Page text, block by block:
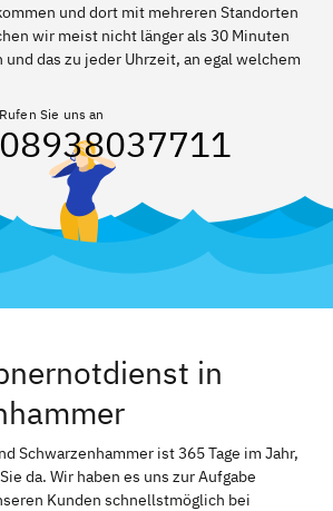
und dort mit mehreren Standorten
wir meist nicht länger als 30 Minuten
das zu jeder Uhrzeit, an egal welchem
Rufen Sie uns an
08938037711
in
Schwarzenhammer ist 365 Tage im Jahr,
da. Wir haben es uns zur Aufgabe
Kunden schnellstmöglich bei